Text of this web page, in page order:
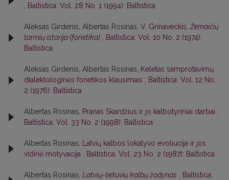
Baltistica: Vol. 28 No. 1 (1994): Baltistica
Aleksas Girdenis, Albertas Rosinas, V. Grinaveckis, Žemaičių
tarmių istorija (fonetika)
Baltistica: Vol. 10 No. 2 (1974):
Baltistica
Aleksas Girdenis, Albertas Rosinas,
Keletas samprotavimų
dialektologinės fonetikos klausimais
Baltistica: Vol. 12 No.
2 (1976): Baltistica
Albertas Rosinas, Pranas Skardžius ir jo kalbotyriniai darbai
Baltistica: Vol. 33 No. 2 (1998): Baltistica
Albertas Rosinas,
Latvių kalbos lokatyvo evoliucija ir jos
vidinė motyvacija
Baltistica: Vol. 23 No. 2 (1987): Baltistica
Albertas Rosinas, Latvių-lietuvių kalbų žodynas
Baltistica: